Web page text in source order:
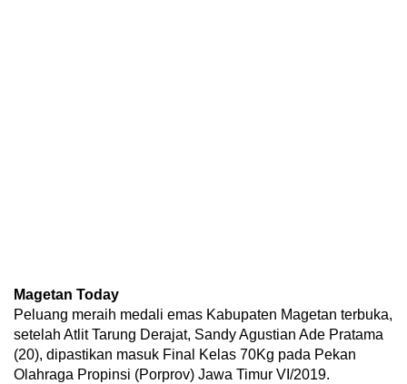
Magetan Today
Peluang meraih medali emas Kabupaten Magetan terbuka,
setelah Atlit Tarung Derajat, Sandy Agustian Ade Pratama
(20), dipastikan masuk Final Kelas 70Kg pada Pekan
Olahraga Propinsi (Porprov) Jawa Timur VI/2019.